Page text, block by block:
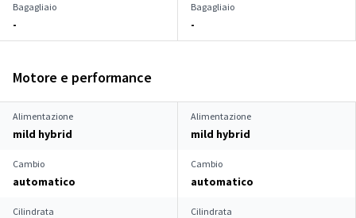
Bagagliaio
-
Bagagliaio
-
Motore e performance
Alimentazione
mild hybrid
Alimentazione
mild hybrid
Cambio
automatico
Cambio
automatico
Cilindrata Cilindrata